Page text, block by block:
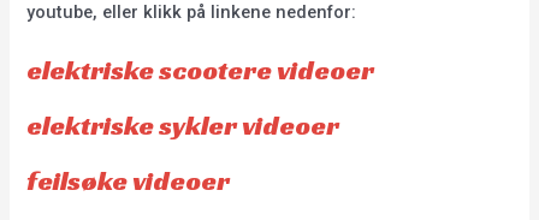
youtube, eller klikk på linkene nedenfor:
elektriske scootere videoer
elektriske sykler videoer
feilsøke videoer